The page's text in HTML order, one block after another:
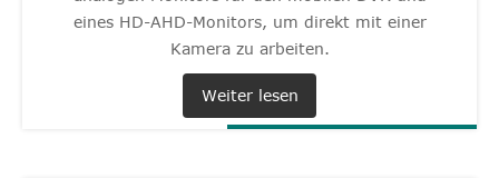
eines HD-AHD-Monitors, um direkt mit einer
Kamera zu arbeiten.
Weiter lesen